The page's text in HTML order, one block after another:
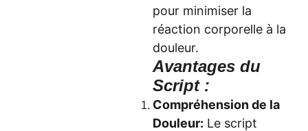
pour minimiser la
réaction corporelle à la
douleur.
Avantages du
Script :
Compréhension de la
Douleur: Le script